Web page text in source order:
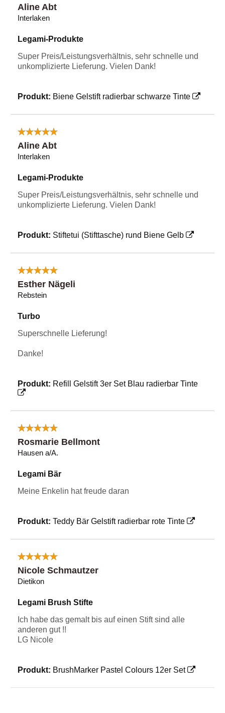
Aline Abt
Interlaken
Legami-Produkte
Super Preis/Leistungsverhältnis, sehr schnelle und
unkomplizierte Lieferung. Vielen Dank!
Produkt: Biene Gelstift radierbar schwarze Tinte
Aline Abt
Interlaken
Legami-Produkte
Super Preis/Leistungsverhältnis, sehr schnelle und
unkomplizierte Lieferung. Vielen Dank!
Produkt: Stiftetui (Stifttasche) rund Biene Gelb
Esther Nägeli
Rebstein
Turbo
Superschnelle Lieferung!
Danke!
Produkt: Refill Gelstift 3er Set Blau radierbar Tinte
Rosmarie Bellmont
Hausen a/A.
Legami Bär
Meine Enkelin hat freude daran
Produkt: Teddy Bär Gelstift radierbar rote Tinte
Nicole Schmautzer
Dietikon
Legami Brush Stifte
Ich habe das gemalt bis auf einen Stift sind alle
anderen gut !!
LG Nicole
Produkt: BrushMarker Pastel Colours 12er Set